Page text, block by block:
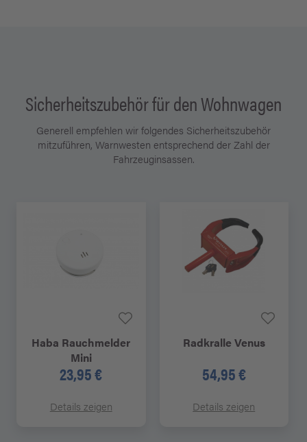
Sicherheitszubehör für den Wohnwagen
Generell empfehlen wir folgendes Sicherheitszubehör
mitzuführen, Warnwesten entsprechend der Zahl der
Fahrzeuginsassen.
Haba Rauchmelder
Mini
23,95 €
Details zeigen
Radkralle Venus
54,95 €
Details zeigen